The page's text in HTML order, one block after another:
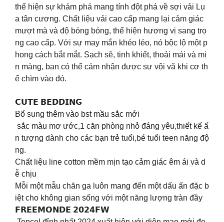
thể hiện sự khám phá mang tính đột phá về sợi vải Lụ
a tân cương. Chất liệu vải cao cấp mang lại cảm giác
mượt mà và độ bóng bóng, thể hiện hương vị sang trọ
ng cao cấp. Với sự may mắn khéo léo, nó bộc lộ một p
hong cách bắt mắt. Sạch sẽ, tinh khiết, thoải mái và mị
n màng, bạn có thể cảm nhận được sự vội vã khi cơ th
ể chìm vào đó.
𝗖𝗨𝗧𝗘 𝗕𝗘𝗗𝗗𝗜𝗡𝗚
Bổ sung thêm vào bst mầu sắc mới
sắc màu mơ ước,1 căn phòng nhỏ đáng yêu,thiết kế ấ
n tượng dành cho các bạn trẻ tuổi,bé tuổi teen năng độ
ng.
Chất liệu line cotton mềm mịn tạo cảm giác êm ái và d
ễ chịu
Mỗi một mẫu chăn ga luôn mang đến một dấu ấn đặc b
iệt cho không gian sống với một năng lượng tràn đầy
𝗙𝗥𝗘𝗘𝗠𝗢𝗡𝗗𝗘 𝟮𝟬𝟮𝟰𝗙𝗪